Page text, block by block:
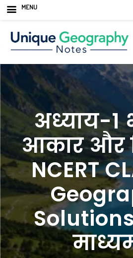
content
अध्याय-1
आकार और
NCERT
Solutions
MENU